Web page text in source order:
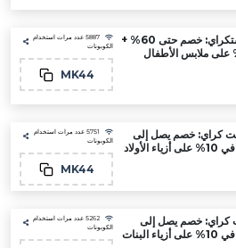
كوبون خصم فيرستكراي: خصم حتى 60% +
ملابس الأطفال
5887 عدد مرات استخدام
الكوبونات
MK44
يصل إلى
5751 عدد مرات استخدام
الكوبونات
MK44
يصل إلى
5262 عدد مرات استخدام
الكوبونات